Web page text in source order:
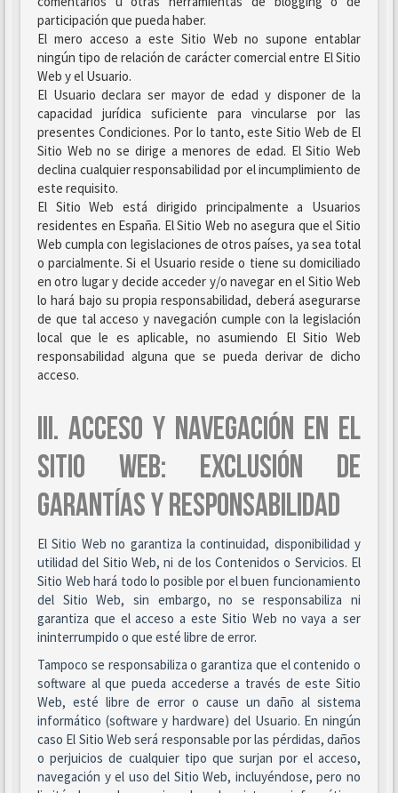
participación que pueda haber.
El mero acceso a este Sitio Web no supone entablar
ningún tipo de relación de carácter comercial entre El Sitio
Web y el Usuario.
El Usuario declara ser mayor de edad y disponer de la
capacidad jurídica suficiente para vincularse por las
presentes Condiciones. Por lo tanto, este Sitio Web de El
Sitio Web no se dirige a menores de edad. El Sitio Web
declina cualquier responsabilidad por el incumplimiento de
este requisito.
El Sitio Web está dirigido principalmente a Usuarios
residentes en España. El Sitio Web no asegura que el Sitio
Web cumpla con legislaciones de otros países, ya sea total
o parcialmente. Si el Usuario reside o tiene su domiciliado
en otro lugar y decide acceder y/o navegar en el Sitio Web
lo hará bajo su propia responsabilidad, deberá asegurarse
de que tal acceso y navegación cumple con la legislación
local que le es aplicable, no asumiendo El Sitio Web
responsabilidad alguna que se pueda derivar de dicho
acceso.
III. ACCESO Y NAVEGACIÓN EN EL
SITIO WEB: EXCLUSIÓN DE
GARANTÍAS Y RESPONSABILIDAD
El Sitio Web no garantiza la continuidad, disponibilidad y
utilidad del Sitio Web, ni de los Contenidos o Servicios. El
Sitio Web hará todo lo posible por el buen funcionamiento
del Sitio Web, sin embargo, no se responsabiliza ni
garantiza que el acceso a este Sitio Web no vaya a ser
ininterrumpido o que esté libre de error.
Tampoco se responsabiliza o garantiza que el contenido o
software al que pueda accederse a través de este Sitio
Web, esté libre de error o cause un daño al sistema
informático (software y hardware) del Usuario. En ningún
caso El Sitio Web será responsable por las pérdidas, daños
o perjuicios de cualquier tipo que surjan por el acceso,
navegación y el uso del Sitio Web, incluyéndose, pero no